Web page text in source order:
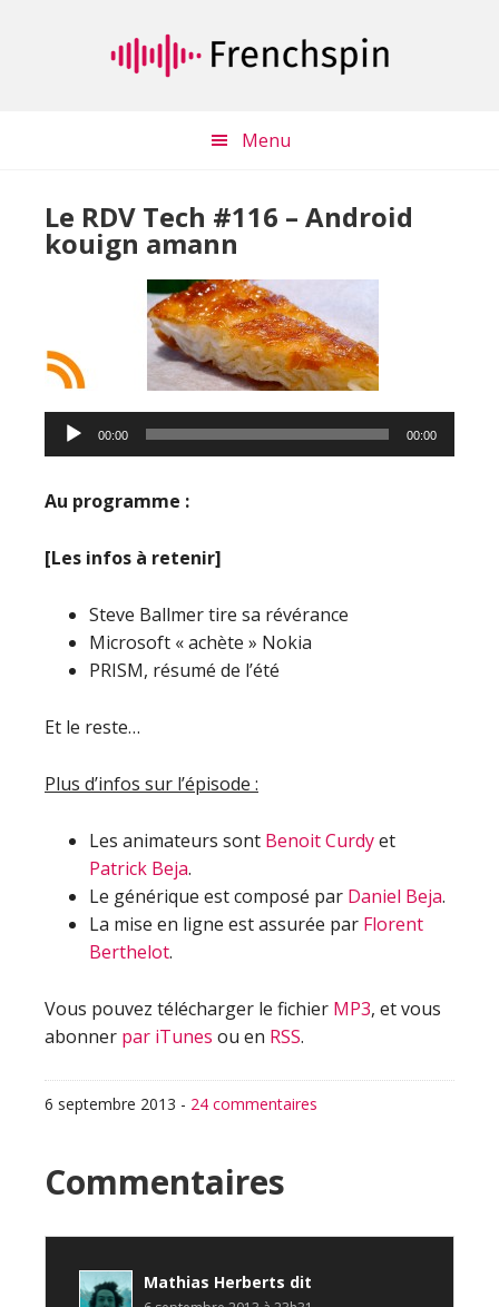
Menu
Le RDV Tech #116 – Android
kouign amann
00:00 00:00
Au programme :
[Les infos à retenir]
Steve Ballmer tire sa révérance
Microsoft « achète » Nokia
PRISM, résumé de l’été
Et le reste…
Plus d’infos sur l’épisode :
Les animateurs sont Benoit Curdyet
Patrick Beja.
Le générique est composé par Daniel Beja.
La mise en ligne est assurée par Florent
Berthelot.
Vous pouvez télécharger le fichier MP3, et vous
abonner par iTunes ou en RSS.
6 septembre 2013 - 24 commentaires
Interactions
du
lecteur
Commentaires
Mathias Herberts dit